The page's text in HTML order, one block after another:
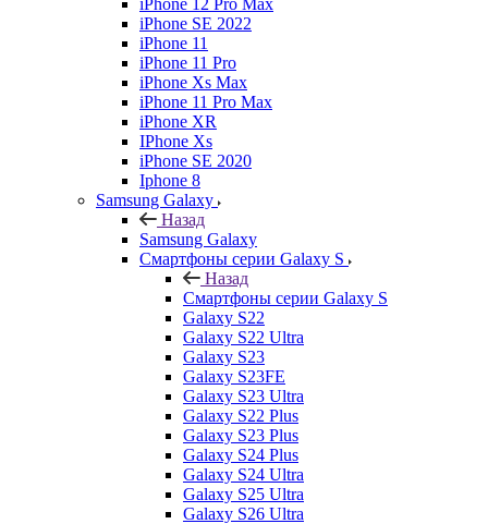
iPhone 12 Pro Max
iPhone SE 2022
iPhone 11
iPhone 11 Pro
iPhone Xs Max
iPhone 11 Pro Max
iPhone XR
IPhone Xs
iPhone SE 2020
Iphone 8
Samsung Galaxy
Назад
Samsung Galaxy
Смартфоны серии Galaxy S
Назад
Смартфоны серии Galaxy S
Galaxy S22
Galaxy S22 Ultra
Galaxy S23
Galaxy S23FE
Galaxy S23 Ultra
Galaxy S22 Plus
Galaxy S23 Plus
Galaxy S24 Plus
Galaxy S24 Ultra
Galaxy S25 Ultra
Galaxy S26 Ultra